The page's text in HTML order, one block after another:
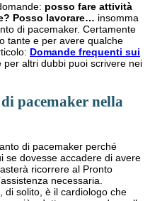
posso fare attività
Posso lavorare… insomma
di pacemaker. Certamente
tante e per avere qualche
Domande frequenti sui
per altri dubbi puoi scrivere nei
pacemaker nella
di pacemaker perché
se dovesse accadere di avere
ricorrere al Pronto
necessaria.
di solito, è il cardiologo che